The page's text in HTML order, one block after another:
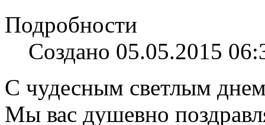
Подробности
Создано 05.05.2015
С чудесным светлым
Мы вас душевно